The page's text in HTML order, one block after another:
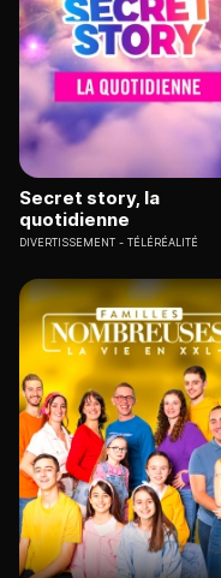
Secret story, la
quotidienne
DIVERTISSEMENT TÉLÉRÉALITÉ